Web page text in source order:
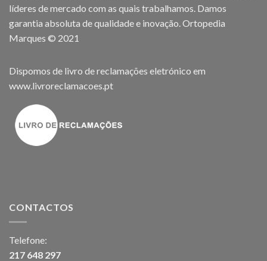
líderes de mercado com as quais trabalhamos. Damos
garantia absoluta de qualidade e inovação. Ortopedia
Marques © 2021
Dispomos de livro de reclamações eletrónico em
www.livroreclamacoes.pt
CONTACTOS
Telefone:
217 648 297